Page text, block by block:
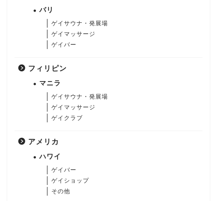
バリ
ゲイサウナ・発展場
ゲイマッサージ
ゲイバー
フィリピン
マニラ
ゲイサウナ・発展場
ゲイマッサージ
ゲイクラブ
アメリカ
ハワイ
ゲイバー
ゲイショップ
その他